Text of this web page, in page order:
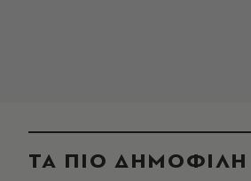
ΤΑ ΠΙΟ ΔΗΜΟΦΙΛΗ